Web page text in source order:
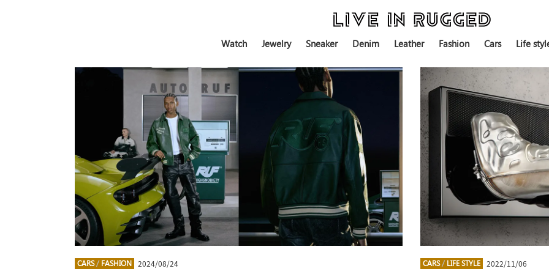
Watch Jewelry Sneaker Denim Leather Fashion Cars Life
CARS/ FASHION 2024/08/24 CARS/ LIFE STYLE 2022/11/06